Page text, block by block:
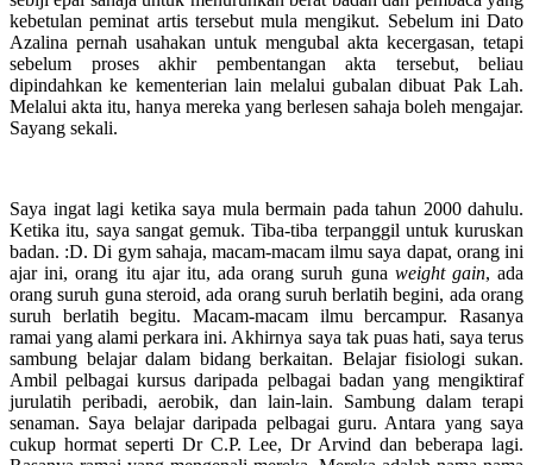
kebetulan peminat artis tersebut mula mengikut. Sebelum ini Dato
Azalina pernah usahakan untuk mengubal akta kecergasan, tetapi
sebelum proses akhir pembentangan akta tersebut, beliau
dipindahkan ke kementerian lain melalui gubalan dibuat Pak Lah.
Melalui akta itu, hanya mereka yang berlesen sahaja boleh mengajar.
Sayang sekali.
Saya ingat lagi ketika saya mula bermain pada tahun 2000 dahulu.
Ketika itu, saya sangat gemuk. Tiba-tiba terpanggil untuk kuruskan
badan. :D. Di gym sahaja, macam-macam ilmu saya dapat, orang ini
ajar ini, orang itu ajar itu, ada orang suruh guna weight gain, ada
orang suruh guna steroid, ada orang suruh berlatih begini, ada orang
suruh berlatih begitu. Macam-macam ilmu bercampur. Rasanya
ramai yang alami perkara ini. Akhirnya saya tak puas hati, saya terus
sambung belajar dalam bidang berkaitan. Belajar fisiologi sukan.
Ambil pelbagai kursus daripada pelbagai badan yang mengiktiraf
jurulatih peribadi, aerobik, dan lain-lain. Sambung dalam terapi
senaman. Saya belajar daripada pelbagai guru. Antara yang saya
cukup hormat seperti Dr C.P. Lee, Dr Arvind dan beberapa lagi.